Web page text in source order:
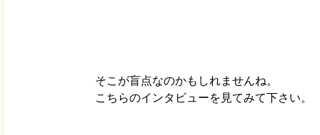
そこが盲点なのかもしれませんね。
こちらのインタビューを見てみて下さい。